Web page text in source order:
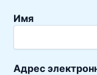
Имя
Адрес